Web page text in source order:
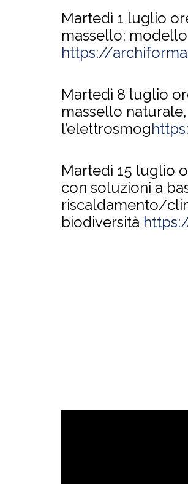
Martedì 1 luglio
massello:
https://
Martedì 8 luglio
massello
l’elettrosmog
Martedì 15 luglio
con soluzioni a
riscaldamento/
biodiversità